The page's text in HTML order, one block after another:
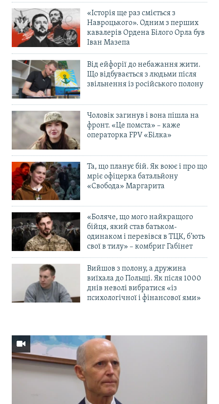
«Історія ще раз сміється з
Навроцького». Одним з перших
кавалерів Ордена Білого Орла був
Іван Мазепа
Від ейфорії до небажання жити.
Що відбувається з людьми після
звільнення із російського полону
Чоловік загинув і вона пішла на
фронт. «Це помста» – каже
операторка FPV «Білка»
Та, що планує бій. Як воює і про що
мріє офіцерка батальйону
«Свобода» Маргарита
«Боляче, що мого найкращого
бійця, який став батьком-
одинаком і перевівся в ТЦК, б’ють
свої в тилу» – комбриг Габінет
Вийшов з полону, а дружина
виїхала до Польщі. Як після 1000
днів неволі вибратися «із
психологічної і фінансової ями»